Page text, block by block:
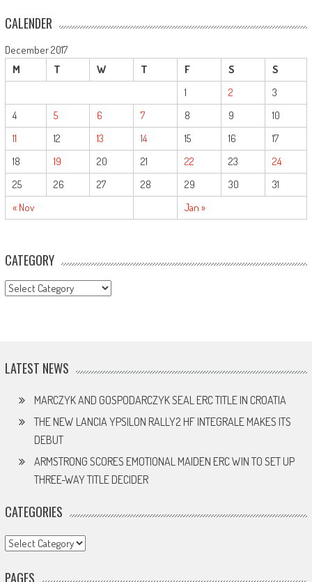
CALENDER
December 2017
M
T W T F S S
« Nov Jan »
1 2
3
4
5 6 7 8 9
10
11
12 13 14 15 16
17
18
19 20 21 22 23
24
25
26 27 28 29 30 31
CATEGORY
CATEGORY
LATEST NEWS
MARCZYK AND GOSPODARCZYK SEAL ERC TITLE IN CROATIA
THE NEW LANCIA YPSILON RALLY2 HF INTEGRALE MAKES ITS
DEBUT
ARMSTRONG SCORES EMOTIONAL MAIDEN ERC WIN TO SET UP
THREE-WAY TITLE DECIDER
CATEGORIES
Categories
PAGES